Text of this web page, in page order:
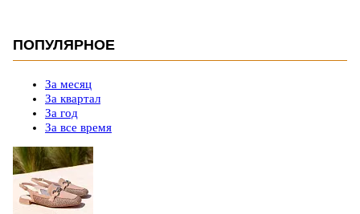
ПОПУЛЯРНОЕ
За месяц
За квартал
За год
За все время